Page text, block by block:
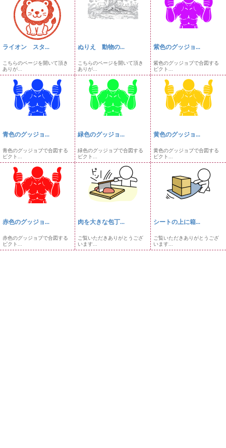
ライオン スタ...
こちらのページを開いて頂き
ありが...
ぬりえ 動物の...
こちらのページを開いて頂き
ありが...
紫色のグッジョ...
紫色のグッジョブで合図する
ピクト...
青色のグッジョ...
青色のグッジョブで合図する
ピクト...
緑色のグッジョ...
緑色のグッジョブで合図する
ピクト...
黄色のグッジョ...
黄色のグッジョブで合図する
ピクト...
赤色のグッジョ...
赤色のグッジョブで合図する
ピクト...
肉を大きな包丁...
ご覧いただきありがとうござ
います...
シートの上に箱...
ご覧いただきありがとうござ
います...